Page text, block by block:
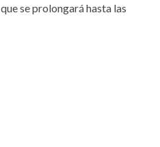
, que se prolongará hasta las